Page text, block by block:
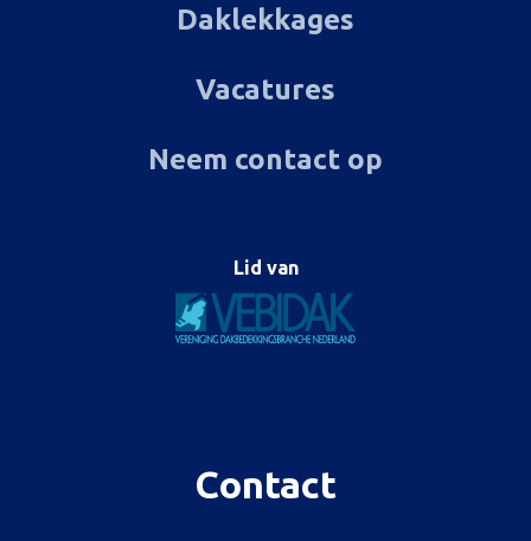
Contact
Daklekkages
Vacatures
Neem contact op
Lid van